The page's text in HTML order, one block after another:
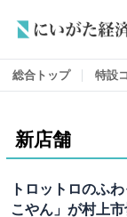
総合トップ 特設
新店舗
トロットロのふ
こやん」が村上